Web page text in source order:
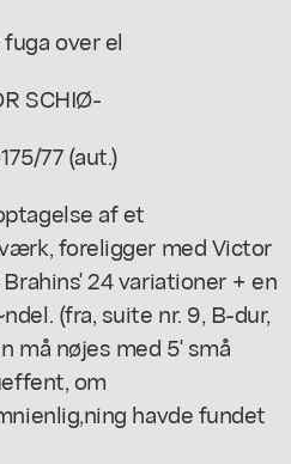
over el
SCHIØ-
77 (aut.)
af et
foreligger med Victor
24 variationer + en
(fra, suite nr. 9, B-dur,
må nøjes med 5' små
om
havde fundet